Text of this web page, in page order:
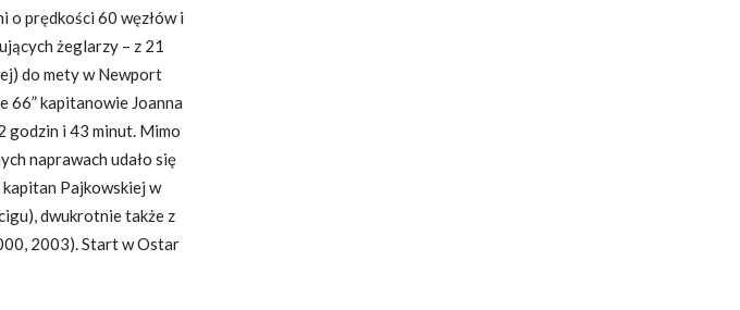
o prędkości 60 węzłów i
żeglarzy – z 21
do mety w Newport
66” kapitanowie Joanna
godzin i 43 minut. Mimo
naprawach udało się
Pajkowskiej w
dwukrotnie także z
2003). Start w Ostar